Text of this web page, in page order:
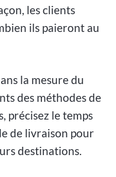
les clients
ils paieront au
la mesure du
des méthodes de
précisez le temps
de livraison pour
destinations.